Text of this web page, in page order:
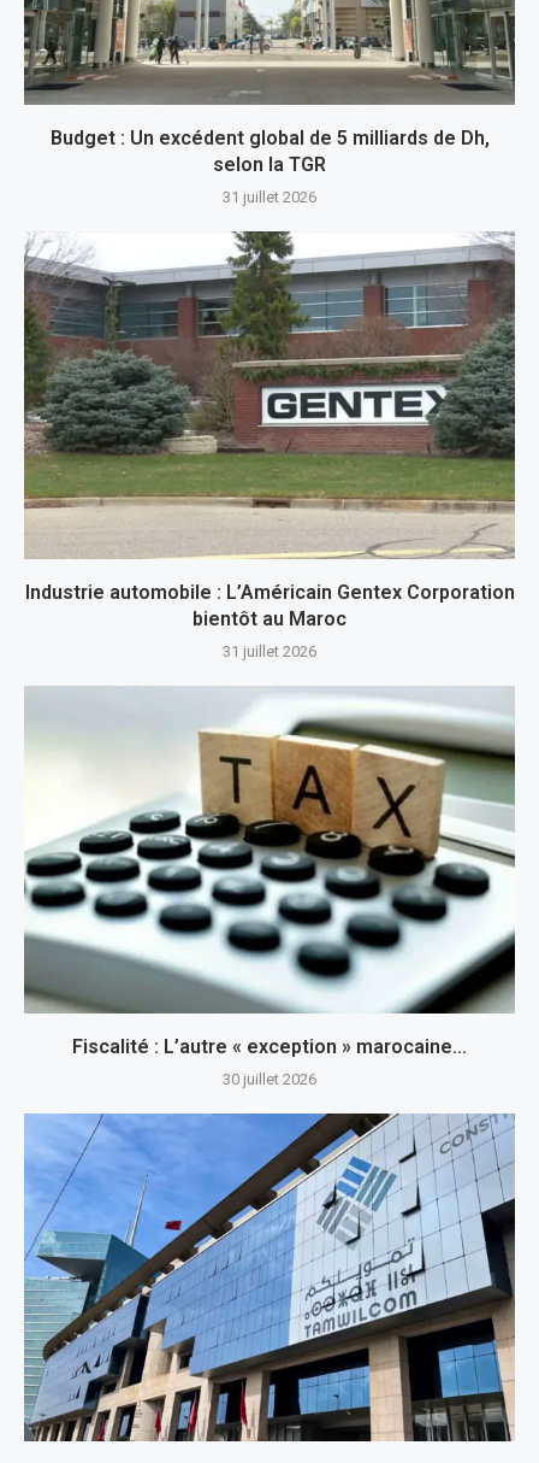
Budget : Un excédent global de 5 milliards de Dh,
selon la TGR
31 juillet 2026
Industrie automobile : L’Américain Gentex Corporation
bientôt au Maroc
31 juillet 2026
Fiscalité : L’autre « exception » marocaine…
30 juillet 2026